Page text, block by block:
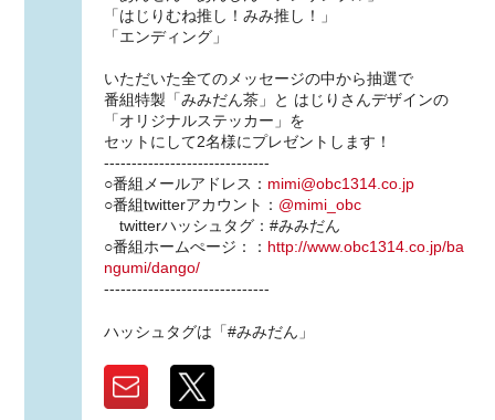
「はじりむね推し！みみ推し！」
「エンディング」
いただいた全てのメッセージの中から抽選で
番組特製「みみだん茶」と はじりさんデザインの
「オリジナルステッカー」を
セットにして2名様にプレゼントします！
------------------------------
○番組メールアドレス： mimi@obc1314.co.jp
○番組twitterアカウント： @mimi_obc
twitterハッシュタグ：#みみだん
○番組ホームぺージ：： http://www.obc1314.co.jp/ba
ngumi/dango/
------------------------------
ハッシュタグは「#みみだん」